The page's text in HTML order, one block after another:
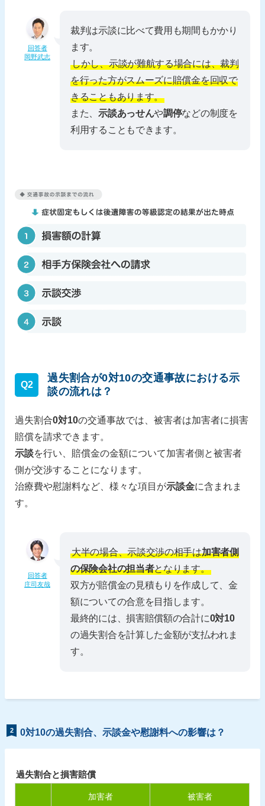
回答者
岡野武志
裁判は示談に比べて費用も期間もかかり
ます。
しかし、示談が難航する場合には、裁判
を行った方がスムーズに賠償金を回収で
きることもあります。
また、示談あっせんや調停などの制度を
利用することもできます。
Q2
過失割合が0対10の交通事故における示
談の流れは？
過失割合0対10の交通事故では、被害者は加害者に損害
賠償を請求できます。
示談を行い、賠償金の金額について加害者側と被害者
側が交渉することになります。
治療費や慰謝料など、様々な項目が示談金に含まれま
す。
回答者
庄司友哉
大半の場合、示談交渉の相手は加害者側
の保険会社の担当者となります。
双方が賠償金の見積もりを作成して、金
額についての合意を目指します。
最終的には、損害賠償額の合計に0対10
の過失割合を計算した金額が支払われま
す。
2 0対10の過失割合、示談金や慰謝料への影響は？
過失割合と損害賠償
加害者 被害者